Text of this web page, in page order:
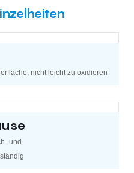
nicht leicht zu oxidieren
und